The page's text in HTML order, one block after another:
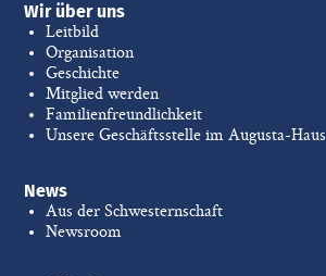
Wir über uns
Leitbild
Organisation
Geschichte
Mitglied werden
Familienfreundlichkeit
Unsere Geschäftsstelle im Augusta-Haus
News
Aus der Schwesternschaft
Newsroom